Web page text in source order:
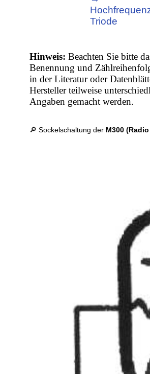
Triode
Hinweis: Beachten Sie bitte
Benennung und
in der Literatur oder
Hersteller teilweise
Angaben gemacht werden.
🔎 Sockelschaltung der M300